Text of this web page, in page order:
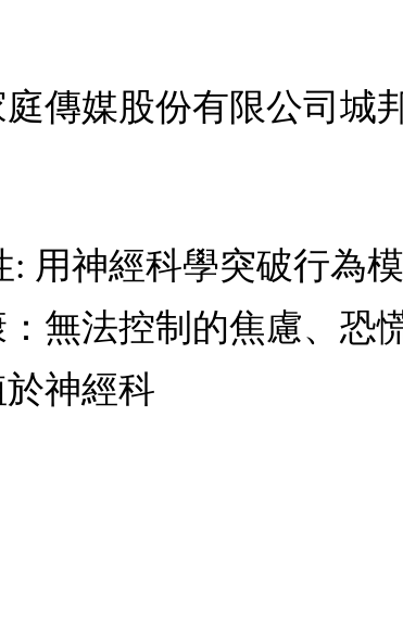
傳媒股份有限公司城
: 用神經科學突破行為
：無法控制的焦慮、
神經科